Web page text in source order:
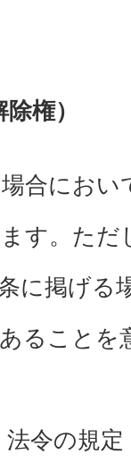
権）
合におい
す。ただ
に掲げる
ることを
令の規定